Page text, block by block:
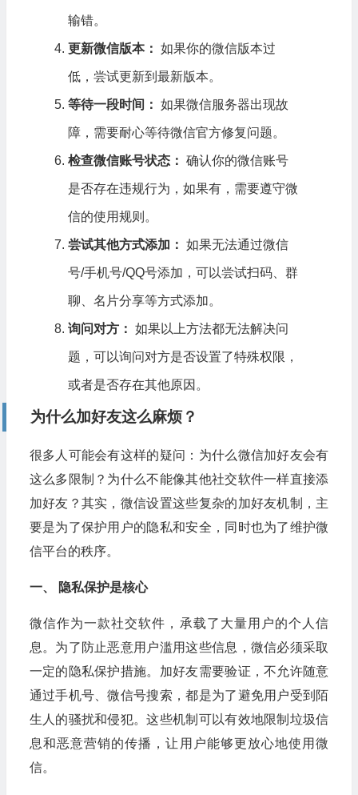
输错。
更新微信版本： 如果你的微信版本过
低，尝试更新到最新版本。
等待一段时间： 如果微信服务器出现故
障，需要耐心等待微信官方修复问题。
检查微信账号状态： 确认你的微信账号
是否存在违规行为，如果有，需要遵守微
信的使用规则。
尝试其他方式添加： 如果无法通过微信
号/手机号/QQ号添加，可以尝试扫码、群
聊、名片分享等方式添加。
询问对方： 如果以上方法都无法解决问
题，可以询问对方是否设置了特殊权限，
或者是否存在其他原因。
为什么加好友这么麻烦？
很多人可能会有这样的疑问：为什么微信加好友会有
这么多限制？为什么不能像其他社交软件一样直接添
加好友？其实，微信设置这些复杂的加好友机制，主
要是为了保护用户的隐私和安全，同时也为了维护微
信平台的秩序。
一、 隐私保护是核心
微信作为一款社交软件，承载了大量用户的个人信
息。为了防止恶意用户滥用这些信息，微信必须采取
一定的隐私保护措施。加好友需要验证，不允许随意
通过手机号、微信号搜索，都是为了避免用户受到陌
生人的骚扰和侵犯。这些机制可以有效地限制垃圾信
息和恶意营销的传播，让用户能够更放心地使用微
信。